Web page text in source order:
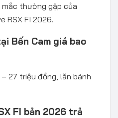
thường gặp của
RSX FI 2026.
Bến Cam giá bao
27 triệu đồng, lăn bánh
FI bản 2026 trả